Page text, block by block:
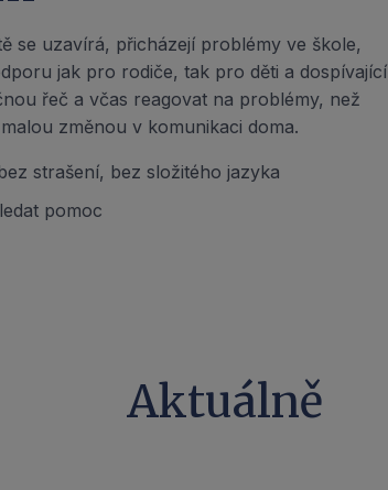
se uzavírá, přicházejí problémy ve škole,
jak pro rodiče, tak pro děti a
řeč a včas reagovat na problémy, než
změnou v komunikaci doma.
strašení, bez složitého jazyka
pomoc
Aktuálně